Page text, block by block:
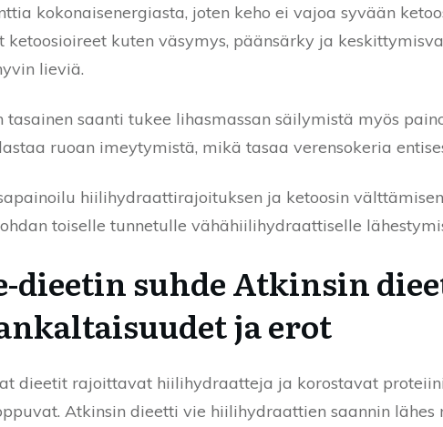
kokonaisenergiasta, joten keho ei vajoa syvään
ketoosioireet kuten väsymys, päänsärky ja
lieviä.
tasainen saanti tukee lihasmassan säilymistä myös
ruoan imeytymistä, mikä tasaa verensokeria
hiilihydraattirajoituksen ja ketoosin
toiselle tunnetulle vähähiilihydraattiselle
dieetin suhde Atkinsin
ja erot
dieetit rajoittavat hiilihydraatteja ja korostavat
Atkinsin dieetti vie hiilihydraattien saannin